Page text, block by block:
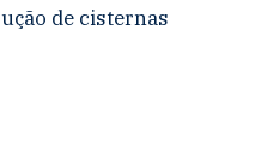
de cisternas